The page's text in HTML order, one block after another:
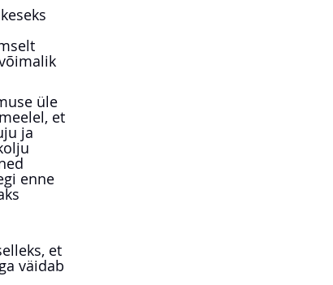
üle
et
ja
enne
et
väidab